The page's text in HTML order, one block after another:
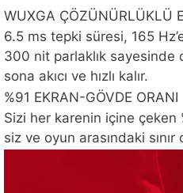
WUXGA ÇÖZÜNÜRLÜKLÜ
6.5 ms tepki süresi, 165
300 nit parlaklık
sona akıcı ve hızlı kalır.
%91 EKRAN-GÖVDE ORANI
Sizi her karenin içine çeken
siz ve oyun arasındaki